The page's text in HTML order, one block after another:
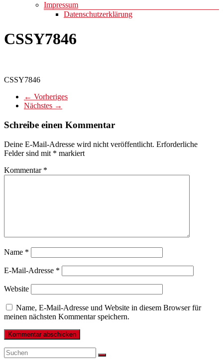
Impressum
Datenschutzerklärung
CSSY7846
CSSY7846
← Vorheriges
Nächstes →
Schreibe einen Kommentar
Deine E-Mail-Adresse wird nicht veröffentlicht. Erforderliche
Felder sind mit * markiert
Kommentar *
Name *
E-Mail-Adresse *
Website
Name, E-Mail-Adresse und Website in diesem Browser für
meinen nächsten Kommentar speichern.